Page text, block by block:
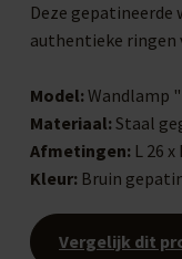
Deze
authentieke ringen
Model: Wandlamp
Materiaal: Staal
Afmetingen: L 26
Kleur: Bruin
Vergelijk dit